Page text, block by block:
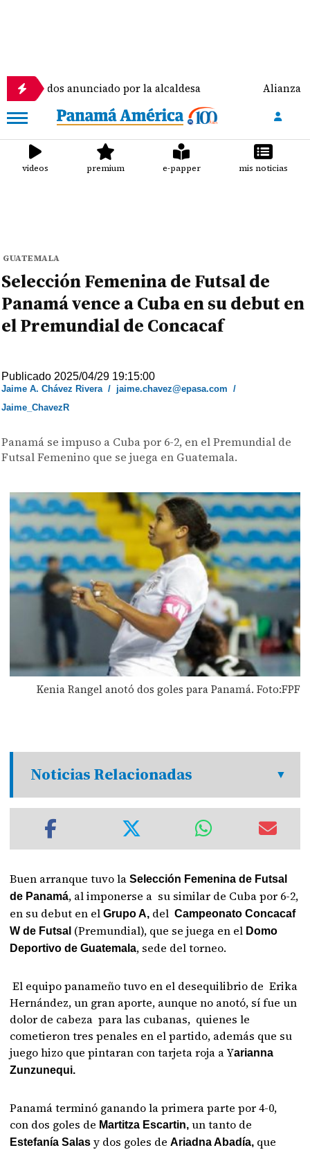
anunciado por la alcaldesa Alianza peleó,
videos premium e-papper mis noticias
GUATEMALA
Selección Femenina de Futsal de
Panamá vence a Cuba en su debut en
el Premundial de Concacaf
Publicado 2025/04/29 19:15:00
Jaime A. Chávez Rivera/ jaime.chavez@epasa.com /
Jaime_ChavezR
Panamá se impuso a Cuba por 6-2, en el Premundial de
Futsal Femenino que se juega en Guatemala.
Kenia Rangel anotó dos goles para Panamá. Foto:FPF
Noticias Relacionadas
Buen arranque tuvo laSelección Femenina de Futsal
de Panamá, al imponerse a su similar de Cuba por 6-2,
en su debut en elGrupo A, delCampeonato Concacaf
W de Futsal (Premundial), que se juega en el Domo
Deportivo de Guatemala, sede del torneo.
El equipo panameño tuvo en el desequilibrio de Erika
Hernández, un gran aporte, aunque no anotó, sí fue un
dolor de cabeza para las cubanas, quienes le
cometieron tres penales en el partido, además que su
juego hizo que pintaran con tarjeta roja a Yarianna
Zunzunequi.
Panamá terminó ganando la primera parte por 4-0,
con dos goles de Martitza Escartin, un tanto de
Estefanía Salas y dos goles deAriadna Abadía, que